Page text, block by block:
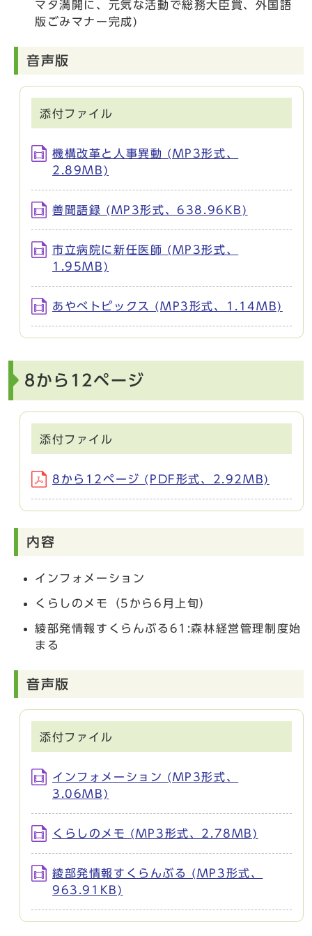
マタ満開に、元気な活動で総務大臣賞、外国語
版ごみマナー完成)
音声版
添付ファイル
機構改革と人事異動 (MP3形式、
2.89MB)
善聞語録 (MP3形式、638.96KB)
市立病院に新任医師 (MP3形式、
1.95MB)
あやべトピックス (MP3形式、1.14MB)
8から12ページ
添付ファイル
8から12ページ (PDF形式、2.92MB)
内容
インフォメーション
くらしのメモ（5から6月上旬）
綾部発情報すくらんぶる61:森林経営管理制度始
まる
音声版
添付ファイル
インフォメーション (MP3形式、
3.06MB)
くらしのメモ (MP3形式、2.78MB)
綾部発情報すくらんぶる (MP3形式、
963.91KB)